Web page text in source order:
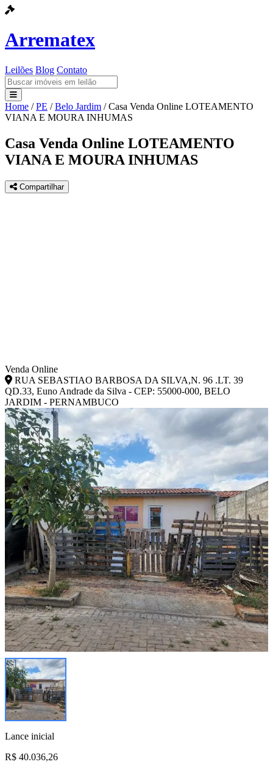
Arrematex
Leilões Blog Contato
Leilões
Blog
Contato
Home / PE / Belo Jardim / Casa Venda Online LOTEAMENTO
VIANA E MOURA INHUMAS
Casa Venda Online LOTEAMENTO
VIANA E MOURA INHUMAS
Compartilhar
Venda Online
RUA SEBASTIAO BARBOSA DA SILVA,N. 96 .LT. 39
QD.33, Euno Andrade da Silva - CEP: 55000-000, BELO
JARDIM - PERNAMBUCO
Lance inicial
R$ 40.036,26